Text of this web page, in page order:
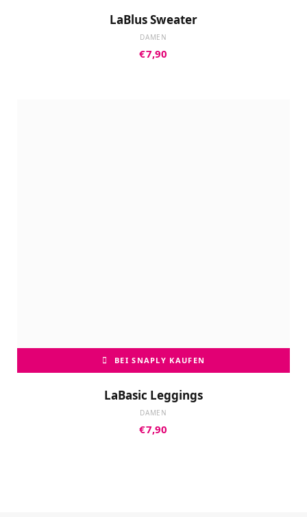
LaBlus Sweater
DAMEN
€7,90
BEI SNAPLY KAUFEN
LaBasic Leggings
DAMEN
€7,90